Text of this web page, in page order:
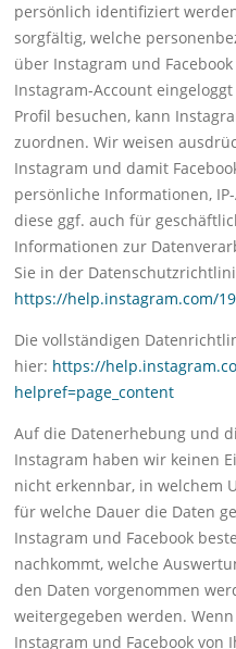
persönlich identifiziert
sorgfältig, welche
über Instagram und
Instagram-Account
Profil besuchen, kann
zuordnen. Wir weisen
Instagram und damit
persönliche Informationen,
diese ggf. auch für
Informationen zur
Sie in der
https://help.instagram.com/
Die vollständigen
hier: https://
helpref=page_content
Auf die Datenerhebung und
Instagram haben wir keinen
nicht erkennbar, in welchem
für welche Dauer die Daten
Instagram und Facebook
nachkommt, welche
den Daten vorgenommen
weitergegeben werden.
Instagram und Facebook